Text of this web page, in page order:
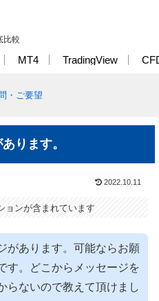
比較
MT4 TradingView
・ご要望
ります。
2022.10.11
ョンが含まれています
があります。可能ならお願
す。どこからメッセージを
らないので教えて頂けまし